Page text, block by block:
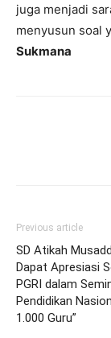
juga menjadi
menyusun soal
Sukmana
Previous article
SD Atikah
Dapat Apresiasi
PGRI dalam
Pendidikan
1.000 Guru”